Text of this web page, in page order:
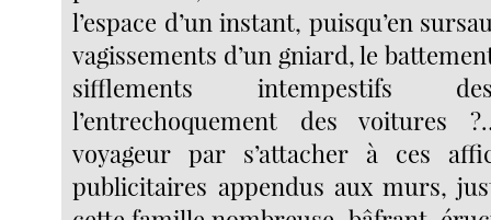
l’espace d’un instant, puisqu’en
vagissements d’un gniard, le
sifflements intempestifs
l’entrechoquement des voitures
voyageur par s’attacher à ces
publicitaires appendus aux murs,